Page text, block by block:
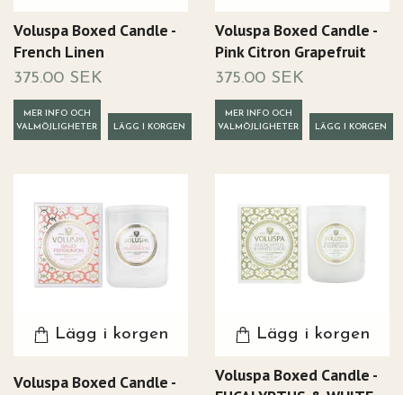
Voluspa Boxed Candle -
French Linen
375.00 SEK
MER INFO OCH
VALMÖJLIGHETER
Voluspa Boxed Candle -
Pink Citron Grapefruit
375.00 SEK
MER INFO OCH
VALMÖJLIGHETER
Lägg i korgen
Voluspa Boxed Candle -
Lägg i korgen
Voluspa Boxed Candle -